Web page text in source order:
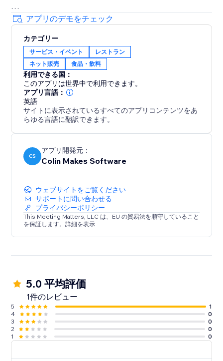
Your success is critical to us. If you have any
questions, just use the one-click button in our widget
settings to reach out. We promise rapid response
times.
アプリのデモをチェック
カテゴリー
サービス・イベント
レストラン
ネット販売
食品・飲料
利用できる国：
このアプリは世界中で利用できます。
アプリ言語：
英語
サイトに表示されているすべてのアプリコンテンツをあ
らゆる言語に翻訳できます。
CS
アプリ開発元：
Colin Makes Software
ウェブサイトをご覧ください
サポートに問い合わせる
プライバシーポリシー
This Meeting Matters, LLC は、EU の貿易法を順守していること
を保証します。詳細を表示
5.0 平均評価
1件のレビュー
5
1
4
0
3
0
2
0
1
0